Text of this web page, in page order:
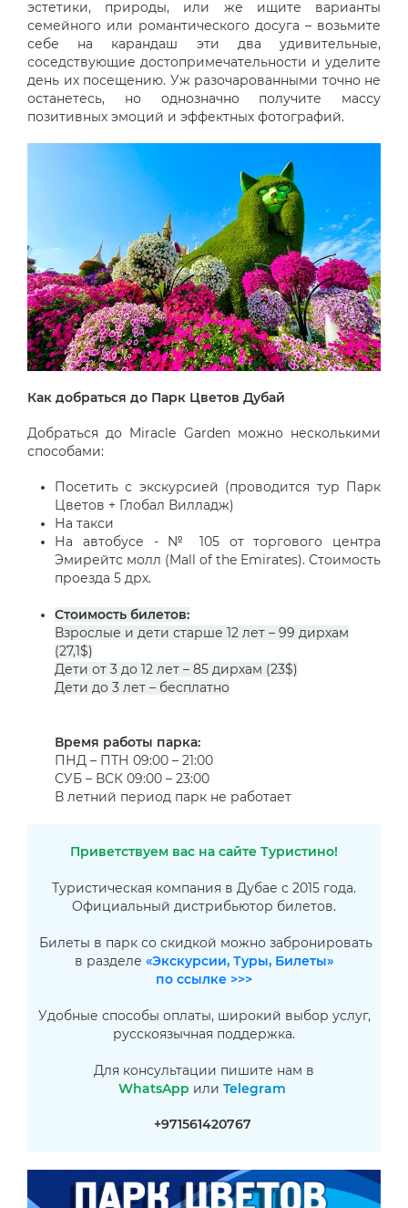
эстетики, природы, или же ищите варианты
семейного или романтического досуга – возьмите
себе на карандаш эти два удивительные,
соседствующие достопримечательности и уделите
день их посещению. Уж разочарованными точно не
останетесь, но однозначно получите массу
позитивных эмоций и эффектных фотографий.
Как добраться до Парк Цветов Дубай
Добраться до Miracle Garden можно несколькими
способами:
Посетить с экскурсией (проводится тур Парк
Цветов + Глобал Вилладж)
На такси
На автобусе - № 105 от торгового центра
Эмирейтс молл (Mall of the Emirates). Стоимость
проезда 5 дрх.
Стоимость билетов:
Взрослые и дети старше 12 лет – 99 дирхам
(27,1$)
Дети от 3 до 12 лет – 85 дирхам (23$)
Дети до 3 лет – бесплатно
Время работы парка:
ПНД – ПТН 09:00 – 21:00
СУБ – ВСК 09:00 – 23:00
В летний период парк не работает
Приветствуем вас на сайте Туристино!
Туристическая компания в Дубае с 2015 года.
Официальный дистрибьютор билетов.
Билеты в парк со скидкой можно забронировать
в разделе «Экскурсии, Туры, Билеты»
по ссылке >>>
Удобные способы оплаты, широкий выбор услуг,
русскоязычная поддержка.
Для консультации пишите нам в
WhatsApp или Telegram
+971561420767